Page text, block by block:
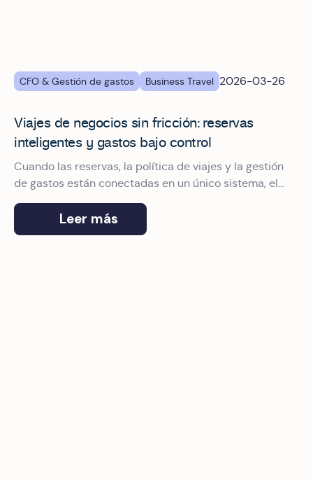
CFO & Gestión de gastos Business Travel 2026-03-26
Viajes de negocios sin fricción: reservas
inteligentes y gastos bajo control
Cuando las reservas, la política de viajes y la gestión
de gastos están conectadas en un único sistema, el
proceso se automatiza.
Leer más